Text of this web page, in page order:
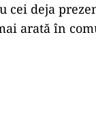
deja
arată în